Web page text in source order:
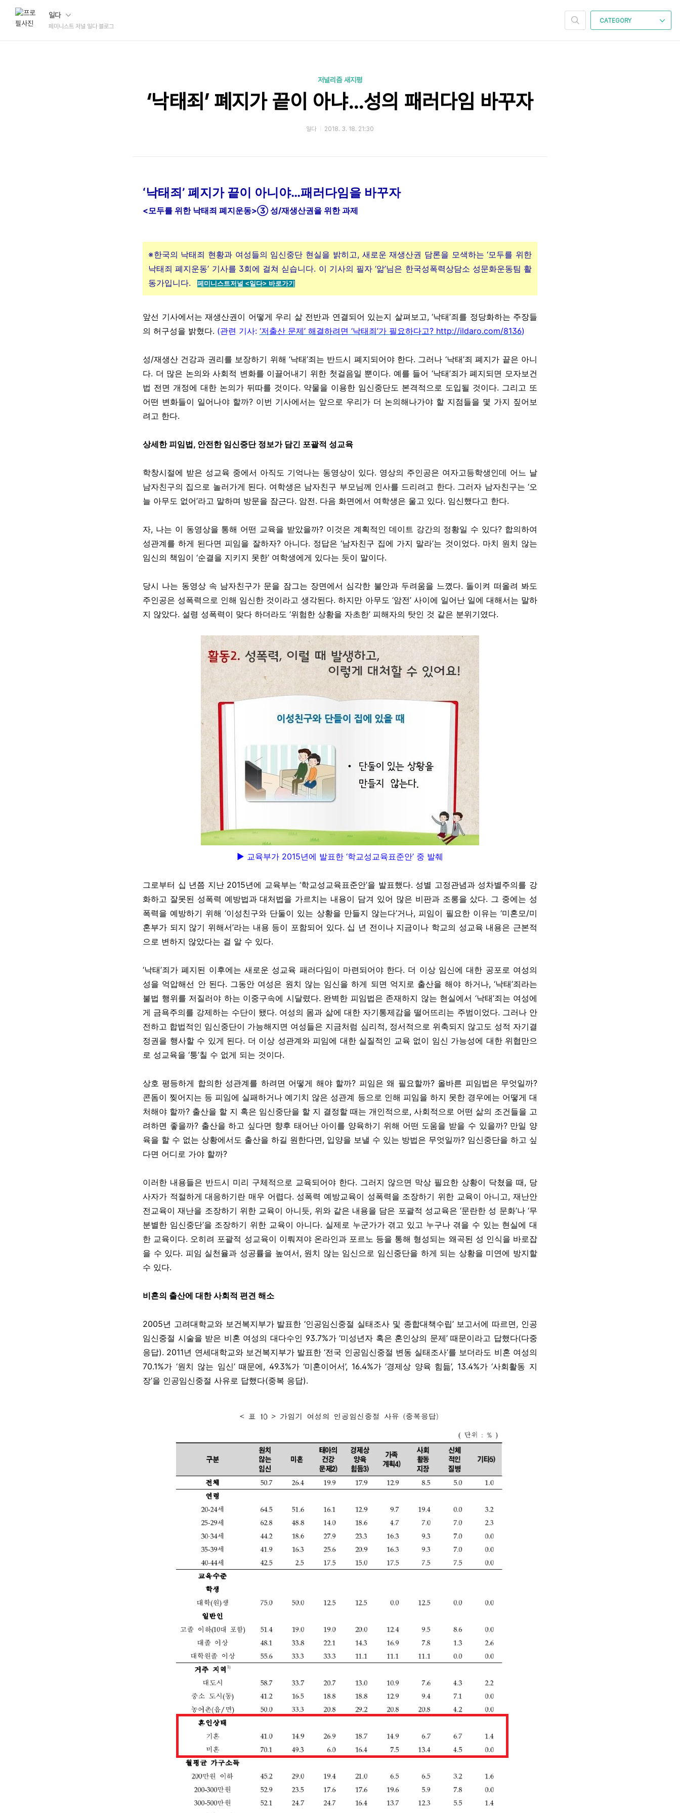
일다
페미니스트 저널 일다 블로그
CATEGORY
저널리즘 새지평
‘낙태죄’ 폐지가 끝이 아냐…성의 패러다임 바꾸자
일다 2018. 3. 18. 21:30
‘낙태죄’ 폐지가 끝이 아니야…패러다임을 바꾸자
<모두를 위한 낙태죄 폐지운동>③ 성/재생산권을 위한 과제
※한국의 낙태죄 현황과 여성들의 임신중단 현실을 밝히고, 새로운 재생산권 담론을 모색하는 ‘모두를 위한
낙태죄 폐지운동’ 기사를 3회에 걸쳐 싣습니다. 이 기사의 필자 ‘앎’님은 한국성폭력상담소 성문화운동팀 활
동가입니다.
페미니스트저널 <일다> 바로가기
앞선 기사에서는 재생산권이 어떻게 우리 삶 전반과 연결되어 있는지 살펴보고, ‘낙태’죄를 정당화하는 주장들
의 허구성을 밝혔다. (관련 기사: ‘저출산 문제’ 해결하려면 ‘낙태죄’가 필요하다고? http://ildaro.com/8136)
성/재생산 건강과 권리를 보장하기 위해 ‘낙태’죄는 반드시 폐지되어야 한다. 그러나 ‘낙태’죄 폐지가 끝은 아니
다. 더 많은 논의와 사회적 변화를 이끌어내기 위한 첫걸음일 뿐이다. 예를 들어 ‘낙태’죄가 폐지되면 모자보건
법 전면 개정에 대한 논의가 뒤따를 것이다. 약물을 이용한 임신중단도 본격적으로 도입될 것이다. 그리고 또
어떤 변화들이 일어나야 할까? 이번 기사에서는 앞으로 우리가 더 논의해나가야 할 지점들을 몇 가지 짚어보
려고 한다.
상세한 피임법, 안전한 임신중단 정보가 담긴 포괄적 성교육
학창시절에 받은 성교육 중에서 아직도 기억나는 동영상이 있다. 영상의 주인공은 여자고등학생인데 어느 날
남자친구의 집으로 놀러가게 된다. 여학생은 남자친구 부모님께 인사를 드리려고 한다. 그러자 남자친구는 ‘오
늘 아무도 없어’라고 말하며 방문을 잠근다. 암전. 다음 화면에서 여학생은 울고 있다. 임신했다고 한다.
자, 나는 이 동영상을 통해 어떤 교육을 받았을까? 이것은 계획적인 데이트 강간의 정황일 수 있다? 합의하여
성관계를 하게 된다면 피임을 잘하자? 아니다. 정답은 ‘남자친구 집에 가지 말라’는 것이었다. 마치 원치 않는
임신의 책임이 ‘순결을 지키지 못한’ 여학생에게 있다는 듯이 말이다.
당시 나는 동영상 속 남자친구가 문을 잠그는 장면에서 심각한 불안과 두려움을 느꼈다. 돌이켜 떠올려 봐도
주인공은 성폭력으로 인해 임신한 것이라고 생각된다. 하지만 아무도 ‘암전’ 사이에 일어난 일에 대해서는 말하
지 않았다. 설령 성폭력이 맞다 하더라도 ‘위험한 상황을 자초한’ 피해자의 탓인 것 같은 분위기였다.
▶ 교육부가 2015년에 발표한 ‘학교성교육표준안’ 중 발췌
그로부터 십 년쯤 지난 2015년에 교육부는 ‘학교성교육표준안’을 발표했다. 성별 고정관념과 성차별주의를 강
화하고 잘못된 성폭력 예방법과 대처법을 가르치는 내용이 담겨 있어 많은 비판과 조롱을 샀다. 그 중에는 성
폭력을 예방하기 위해 ‘이성친구와 단둘이 있는 상황을 만들지 않는다’거나, 피임이 필요한 이유는 ‘미혼모/미
혼부가 되지 않기 위해서’라는 내용 등이 포함되어 있다. 십 년 전이나 지금이나 학교의 성교육 내용은 근본적
으로 변하지 않았다는 걸 알 수 있다.
‘낙태’죄가 폐지된 이후에는 새로운 성교육 패러다임이 마련되어야 한다. 더 이상 임신에 대한 공포로 여성의
성을 억압해선 안 된다. 그동안 여성은 원치 않는 임신을 하게 되면 억지로 출산을 해야 하거나, ‘낙태’죄라는
불법 행위를 저질러야 하는 이중구속에 시달렸다. 완벽한 피임법은 존재하지 않는 현실에서 ‘낙태’죄는 여성에
게 금욕주의를 강제하는 수단이 됐다. 여성의 몸과 삶에 대한 자기통제감을 떨어뜨리는 주범이었다. 그러나 안
전하고 합법적인 임신중단이 가능해지면 여성들은 지금처럼 심리적, 정서적으로 위축되지 않고도 성적 자기결
정권을 행사할 수 있게 된다. 더 이상 성관계와 피임에 대한 실질적인 교육 없이 임신 가능성에 대한 위협만으
로 성교육을 ‘퉁’칠 수 없게 되는 것이다.
상호 평등하게 합의한 성관계를 하려면 어떻게 해야 할까? 피임은 왜 필요할까? 올바른 피임법은 무엇일까?
콘돔이 찢어지는 등 피임에 실패하거나 예기치 않은 성관계 등으로 인해 피임을 하지 못한 경우에는 어떻게 대
처해야 할까? 출산을 할 지 혹은 임신중단을 할 지 결정할 때는 개인적으로, 사회적으로 어떤 삶의 조건들을 고
려하면 좋을까? 출산을 하고 싶다면 향후 태어난 아이를 양육하기 위해 어떤 도움을 받을 수 있을까? 만일 양
육을 할 수 없는 상황에서도 출산을 하길 원한다면, 입양을 보낼 수 있는 방법은 무엇일까? 임신중단을 하고 싶
다면 어디로 가야 할까?
이러한 내용들은 반드시 미리 구체적으로 교육되어야 한다. 그러지 않으면 막상 필요한 상황이 닥쳤을 때, 당
사자가 적절하게 대응하기란 매우 어렵다. 성폭력 예방교육이 성폭력을 조장하기 위한 교육이 아니고, 재난안
전교육이 재난을 조장하기 위한 교육이 아니듯, 위와 같은 내용을 담은 포괄적 성교육은 ‘문란한 성 문화’나 ‘무
분별한 임신중단’을 조장하기 위한 교육이 아니다. 실제로 누군가가 겪고 있고 누구나 겪을 수 있는 현실에 대
한 교육이다. 오히려 포괄적 성교육이 이뤄져야 온라인과 포르노 등을 통해 형성되는 왜곡된 성 인식을 바로잡
을 수 있다. 피임 실천율과 성공률을 높여서, 원치 않는 임신으로 임신중단을 하게 되는 상황을 미연에 방지할
수 있다.
비혼의 출산에 대한 사회적 편견 해소
2005년 고려대학교와 보건복지부가 발표한 ‘인공임신중절 실태조사 및 종합대책수립’ 보고서에 따르면, 인공
임신중절 시술을 받은 비혼 여성의 대다수인 93.7%가 ‘미성년자 혹은 혼인상의 문제’ 때문이라고 답했다(다중
응답). 2011년 연세대학교와 보건복지부가 발표한 ‘전국 인공임신중절 변동 실태조사’를 보더라도 비혼 여성의
70.1%가 ‘원치 않는 임신’ 때문에, 49.3%가 ‘미혼이어서’, 16.4%가 ‘경제상 양육 힘듦’, 13.4%가 ‘사회활동 지
장’을 인공임신중절 사유로 답했다(중복 응답).